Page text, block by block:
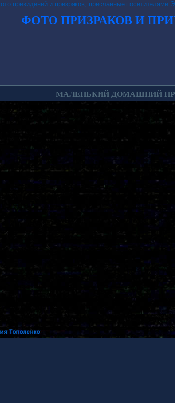
привидений и призраков, присланные посетителями
ФОТО ПРИЗРАКОВ И
МАЛЕНЬКИЙ ДОМАШНИЙ